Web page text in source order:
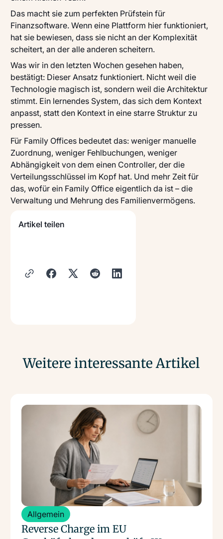
Das macht sie zum perfekten Prüfstein für
Finanzsoftware. Wenn eine Plattform hier funktioniert,
hat sie bewiesen, dass sie nicht an der Komplexität
scheitert, an der alle anderen scheitern.
Was wir in den letzten Wochen gesehen haben,
bestätigt: Dieser Ansatz funktioniert. Nicht weil die
Technologie magisch ist, sondern weil die Architektur
stimmt. Ein lernendes System, das sich dem Kontext
anpasst, statt den Kontext in eine starre Struktur zu
pressen.
Für Family Offices bedeutet das: weniger manuelle
Zuordnung, weniger Fehlbuchungen, weniger
Abhängigkeit von dem einen Controller, der die
Verteilungsschlüssel im Kopf hat. Und mehr Zeit für
das, wofür ein Family Office eigentlich da ist – die
Verwaltung und Mehrung des Familienvermögens.
Artikel teilen
Weitere interessante Artikel
Allgemein
Reverse Charge im EU
Weiterlesen